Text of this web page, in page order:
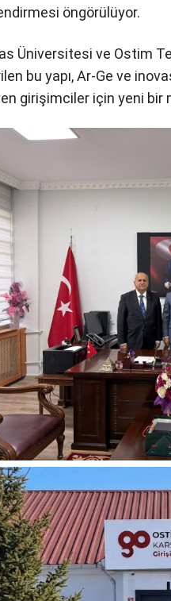
öngörülüyor.
Üniversitesi ve Ostim
bu yapı, Ar-Ge ve
girişimciler için yeni bir